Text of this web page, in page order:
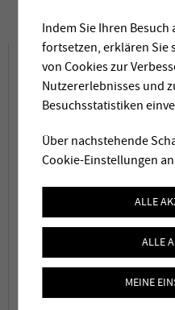
Das Trinkwassernetz
wird von der
eingespeist. Das aus
Rohwasser ist die
der Gemeinde.
Die vorherige
aus einer
Indem Sie Ihren Besuch
fortsetzen, erklären Sie
von Cookies zur
Nutzererlebnisses und
Besuchsstatistiken
Über nachstehende
Cookie-Einstellungen
ALLE
ALLE
MEINE